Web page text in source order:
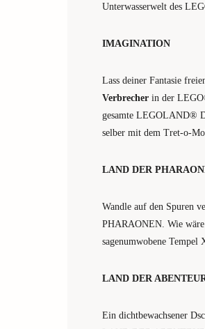
Unterwasserwelt des
IMAGINATION
Lass deiner Fantasie
Verbrecher in der
gesamte LEGOLAND®
selber mit dem Tret-o-
LAND DER
Wandle auf den Spuren
PHARAONEN. Wie
sagenumwobene Tempel
LAND DER
Ein dichtbewachsener